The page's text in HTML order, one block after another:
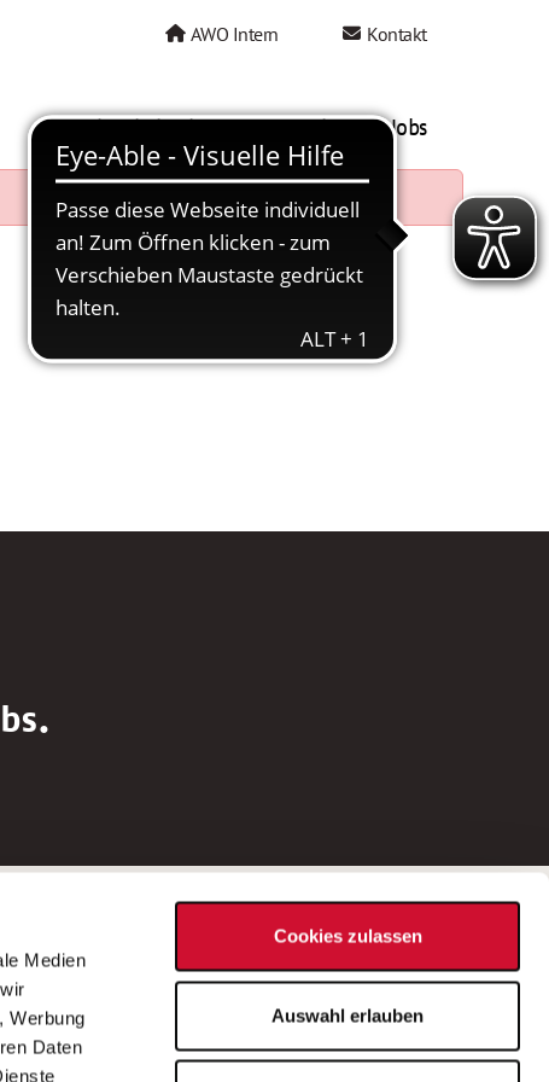
Medien
Werbung
Daten
Cookies zulassen
Auswahl erlauben
AWO Intern Kontakt
AWO als Arbeitgeber Mein AWO Jobs
Bei Fragen zu einer Stellenausschreibung
wenden Sie sich bitte an die*den in der
Stellenausschreibung genannte*n